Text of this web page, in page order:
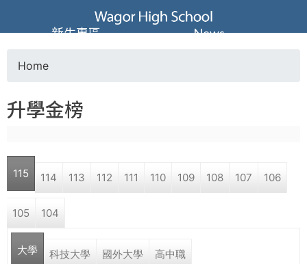
Jump to navigation
葳
格
高
中
學
o
u
a
r
e
Home
升學金榜
115 114 113 112 111 110 109 108 107 106
105 104
大學 科技大學 國外大學 高中職
新生專區 News